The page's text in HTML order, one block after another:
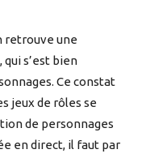
retrouve une
s’est bien
Ce constat
jeux de rôles se
de personnages
en direct, il faut par